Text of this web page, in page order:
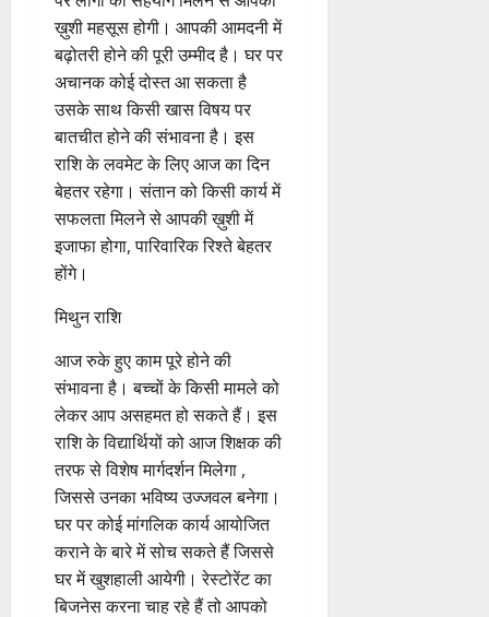
वृष राशि
आज आप अपने भविष्य के बारे में
सोचेंगे। परिवार के सदस्यों के साथ
आपके संबंध बेहतर होंगे। आपके
आत्मविश्वास में वृद्धि होगी। कार्यस्थल
पर लोगों का सहयोग मिलने से आपको
ख़ुशी महसूस होगी। आपकी आमदनी में
बढ़ोतरी होने की पूरी उम्मीद है। घर पर
अचानक कोई दोस्त आ सकता है
उसके साथ किसी खास विषय पर
बातचीत होने की संभावना है। इस
राशि के लवमेट के लिए आज का दिन
बेहतर रहेगा। संतान को किसी कार्य में
सफलता मिलने से आपकी ख़ुशी में
इजाफा होगा, पारिवारिक रिश्ते बेहतर
होंगे।
मिथुन राशि
आज रुके हुए काम पूरे होने की
संभावना है। बच्चों के किसी मामले को
लेकर आप असहमत हो सकते हैं। इस
राशि के विद्यार्थियों को आज शिक्षक की